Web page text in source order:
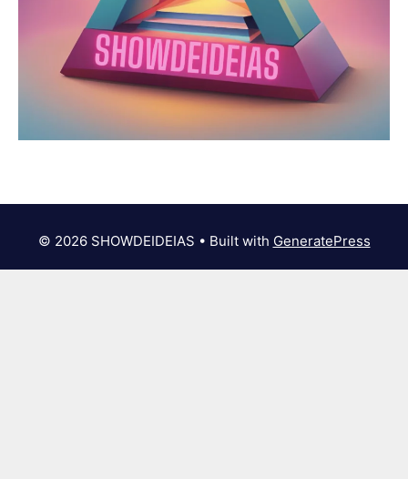
© 2026 SHOWDEIDEIAS • Built with GeneratePress